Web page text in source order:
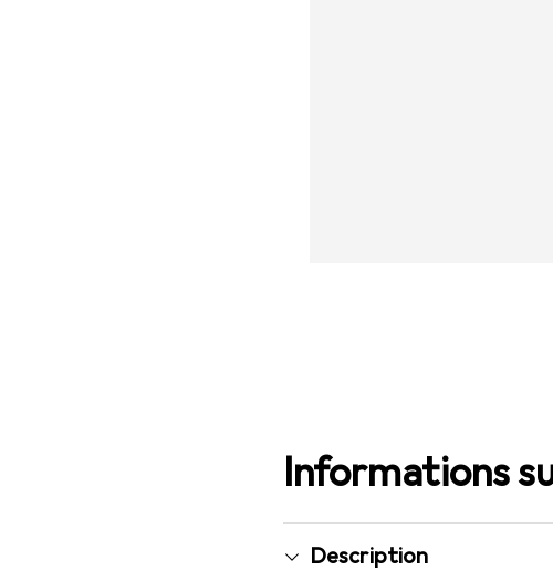
Informations
Description